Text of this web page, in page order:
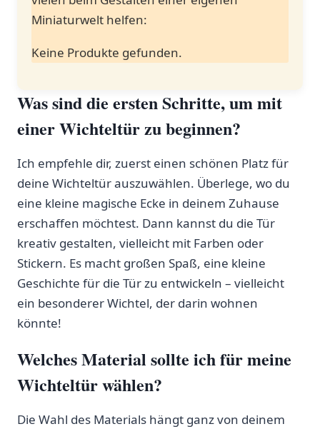
Miniaturwelt ​helfen:
Keine Produkte gefunden.
Was sind die ersten Schritte, ⁢um mit
einer Wichteltür zu beginnen?
Ich empfehle dir, zuerst einen schönen Platz für
deine Wichteltür auszuwählen. Überlege, wo⁤ du
eine kleine magische Ecke in ⁢deinem​ Zuhause
erschaffen möchtest. Dann kannst du die Tür
kreativ gestalten, vielleicht mit Farben oder
Stickern. Es macht großen Spaß, eine kleine
⁣Geschichte für die Tür zu entwickeln – vielleicht
ein besonderer‌ Wichtel, der darin wohnen
könnte!
Welches Material sollte ich für meine
Wichteltür wählen?
Die Wahl des Materials hängt ganz von deinem‍